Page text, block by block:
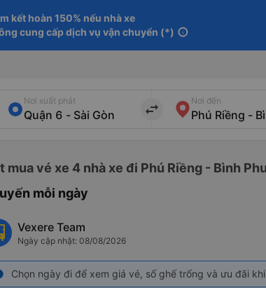
kết hoàn 150% nếu nhà xe
cung cấp dịch vụ vận chuyển (*) info
Nơi xuất phát
import_export
Nơi đến
mua vé xe 4 nhà xe đi Phú Riềng - Bình
mỗi ngày
Vexere Team
Ngày cập nhật: 08/08/2026
Chọn ngày đi để xem giá vé, số ghế trống và ưu đãi